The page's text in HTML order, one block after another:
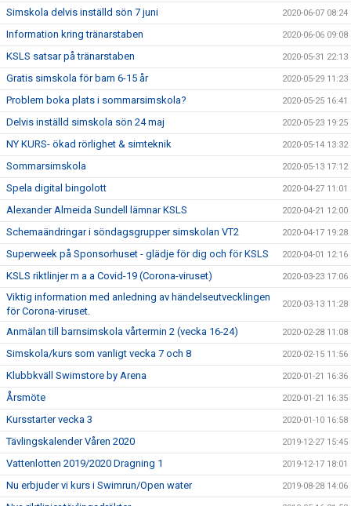
Simskola delvis inställd sön 7 juni 2020-06-07 08:24
Information kring tränarstaben 2020-06-06 09:08
KSLS satsar på tränarstaben 2020-05-31 22:13
Gratis simskola för barn 6-15 år 2020-05-29 11:23
Problem boka plats i sommarsimskola? 2020-05-25 16:41
Delvis inställd simskola sön 24 maj 2020-05-23 19:25
NY KURS- ökad rörlighet & simteknik 2020-05-14 13:32
Sommarsimskola 2020-05-13 17:12
Spela digital bingolott 2020-04-27 11:01
Alexander Almeida Sundell lämnar KSLS 2020-04-21 12:00
Schemaändringar i söndagsgrupper simskolan VT2 2020-04-17 19:28
Superweek på Sponsorhuset - glädje för dig och för KSLS 2020-04-01 12:16
KSLS riktlinjer m a a Covid-19 (Corona-viruset) 2020-03-23 17:06
Viktig information med anledning av händelseutvecklingen
för Corona-viruset.
2020-03-13 11:28
Anmälan till barnsimskola vårtermin 2 (vecka 16-24) 2020-02-28 11:08
Simskola/kurs som vanligt vecka 7 och 8 2020-02-15 11:56
Klubbkväll Swimstore by Arena 2020-01-21 16:36
Årsmöte 2020-01-21 16:35
Kursstarter vecka 3 2020-01-10 16:58
Tävlingskalender Våren 2020 2019-12-27 15:45
Vattenlotten 2019/2020 Dragning 1 2019-12-17 18:01
Nu erbjuder vi kurs i Swimrun/Open water 2019-08-28 14:06